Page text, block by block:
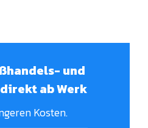
und
ab Werk
Kosten.